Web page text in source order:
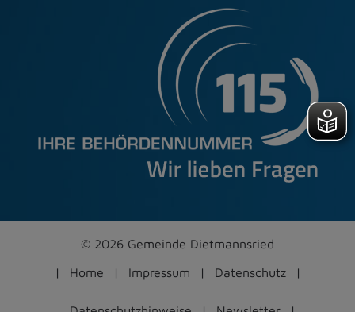
© 2026 Gemeinde Dietmannsried
Home
Impressum Datenschutz